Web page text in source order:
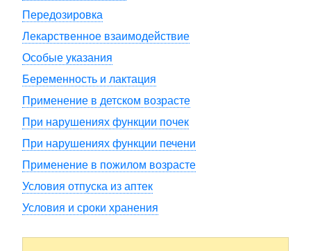
Передозировка
Лекарственное взаимодействие
Особые указания
Беременность и лактация
Применение в детском возрасте
При нарушениях функции почек
При нарушениях функции печени
Применение в пожилом возрасте
Условия отпуска из аптек
Условия и сроки хранения